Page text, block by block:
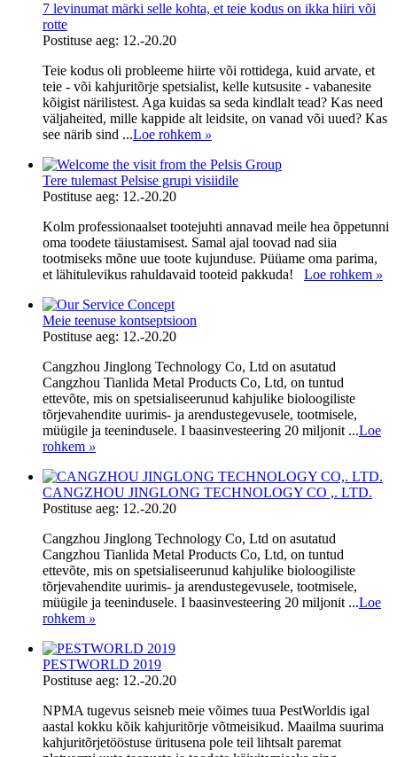
7 levinumat märki selle kohta, et teie kodus on ikka hiiri või
rotte
Postituse aeg: 12.-20.20
Teie kodus oli probleeme hiirte või rottidega, kuid arvate, et
teie - või kahjuritõrje spetsialist, kelle kutsusite - vabanesite
kõigist närilistest. Aga kuidas sa seda kindlalt tead? Kas need
väljaheited, mille kappide alt leidsite, on vanad või uued? Kas
see närib sind ...Loe rohkem »
Tere tulemast Pelsise grupi visiidile
Postituse aeg: 12.-20.20
Kolm professionaalset tootejuhti annavad meile hea õppetunni
oma toodete täiustamisest. Samal ajal toovad nad siia
tootmiseks mõne uue toote kujunduse. Püüame oma parima,
et lähitulevikus rahuldavaid tooteid pakkuda! Loe rohkem »
Meie teenuse kontseptsioon
Postituse aeg: 12.-20.20
Cangzhou Jinglong Technology Co, Ltd on asutatud
Cangzhou Tianlida Metal Products Co, Ltd, on tuntud
ettevõte, mis on spetsialiseerunud kahjulike bioloogiliste
tõrjevahendite uurimis- ja arendustegevusele, tootmisele,
müügile ja teenindusele. I baasinvesteering 20 miljonit ...Loe
rohkem »
CANGZHOU JINGLONG TECHNOLOGY CO ,. LTD.
Postituse aeg: 12.-20.20
Cangzhou Jinglong Technology Co, Ltd on asutatud
Cangzhou Tianlida Metal Products Co, Ltd, on tuntud
ettevõte, mis on spetsialiseerunud kahjulike bioloogiliste
tõrjevahendite uurimis- ja arendustegevusele, tootmisele,
müügile ja teenindusele. I baasinvesteering 20 miljonit ...Loe
rohkem »
PESTWORLD 2019
Postituse aeg: 12.-20.20
NPMA tugevus seisneb meie võimes tuua PestWorldis igal
aastal kokku kõik kahjuritõrje võtmeisikud. Maailma suurima
kahjuritõrjetööstuse üritusena pole teil lihtsalt paremat